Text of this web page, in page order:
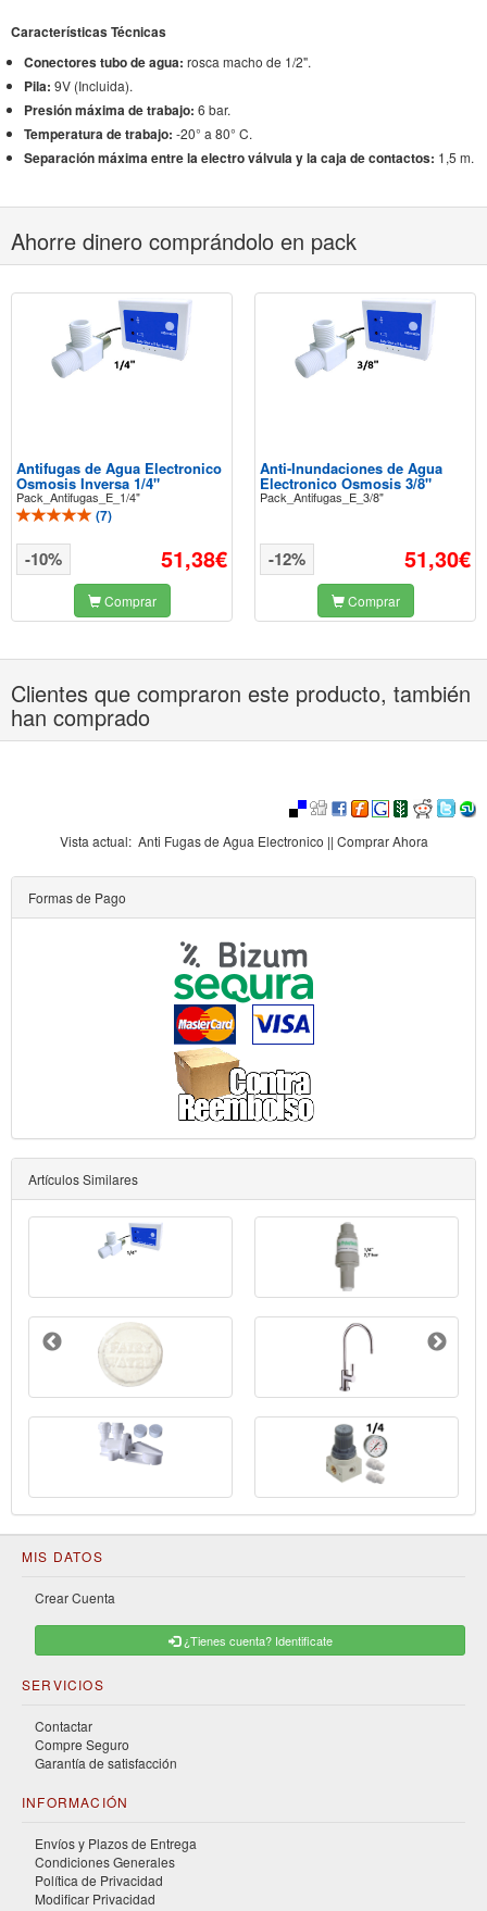
Características Técnicas
Conectores tubo de agua: rosca macho de 1/2".
Pila: 9V (Incluida).
Presión máxima de trabajo: 6 bar.
Temperatura de trabajo: -20° a 80° C.
Separación máxima entre la electro válvula y la caja de contactos: 1,5 m.
Ahorre dinero comprándolo en pack
Antifugas de Agua Electronico
Osmosis Inversa 1/4"
Pack_Antifugas_E_1/4"
(7)
51,38€
-10%
Comprar
Anti-Inundaciones de Agua
Electronico Osmosis 3/8"
Pack_Antifugas_E_3/8"
51,30€
-12%
Comprar
Clientes que compraron este producto, también
han comprado
Vista actual: Anti Fugas de Agua Electronico || Comprar Ahora
Formas de Pago
Artículos Similares
MIS DATOS
Crear Cuenta
¿Tienes cuenta? Identificate
SERVICIOS
Contactar
Compre Seguro
Garantía de satisfacción
INFORMACIÓN
Envíos y Plazos de Entrega
Condiciones Generales
Política de Privacidad
Modificar Privacidad